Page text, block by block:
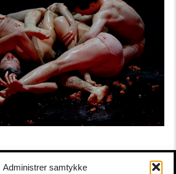
Administrer samtykke